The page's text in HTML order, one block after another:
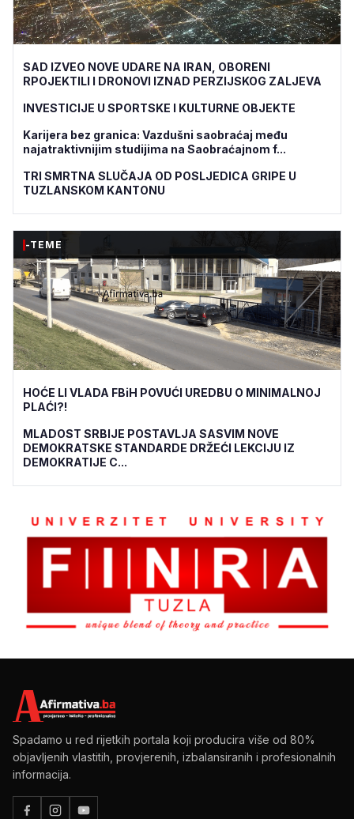
SAD IZVEO NOVE UDARE NA IRAN, OBORENI
RPOJEKTILI I DRONOVI IZNAD PERZIJSKOG ZALJEVA
INVESTICIJE U SPORTSKE I KULTURNE OBJEKTE
Karijera bez granica: Vazdušni saobraćaj među
najatraktivnijim studijima na Saobraćajnom f...
TRI SMRTNA SLUČAJA OD POSLJEDICA GRIPE U
TUZLANSKOM KANTONU
-TEME
HOĆE LI VLADA FBiH POVUĆI UREDBU O MINIMALNOJ
PLAĆI?!
MLADOST SRBIJE POSTAVLJA SASVIM NOVE
DEMOKRATSKE STANDARDE DRŽEĆI LEKCIJU IZ
DEMOKRATIJE C...
Spadamo u red rijetkih portala koji producira više od 80%
objavljenih vlastitih, provjerenih, izbalansiranih i profesionalnih
informacija.